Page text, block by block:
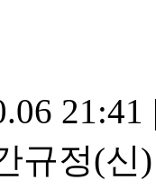
21:41
규정(신)